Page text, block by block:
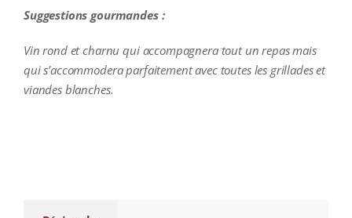
Suggestions gourmandes :
Vin rond et charnu qui accompagnera tout un repas mais
qui s’accommodera parfaitement avec toutes les grillades et
viandes blanches.